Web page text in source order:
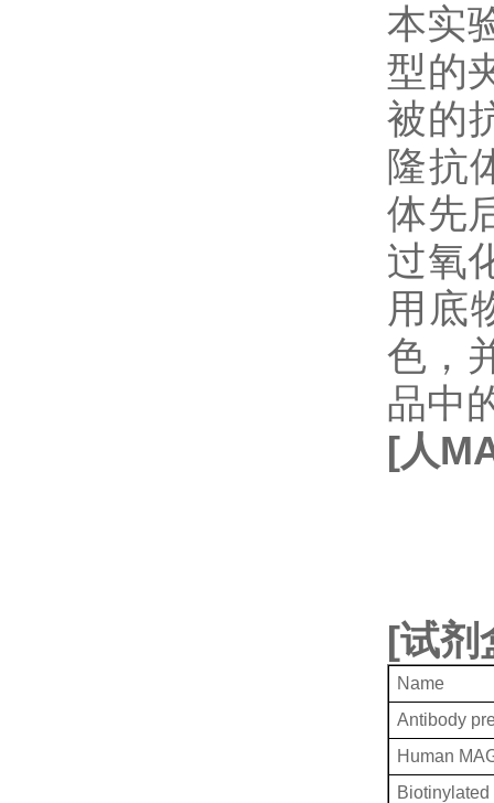
本实
型的
被的
隆抗
体先
过氧
用底
色，
品中
[人
[试剂
Name
Antibody
Human